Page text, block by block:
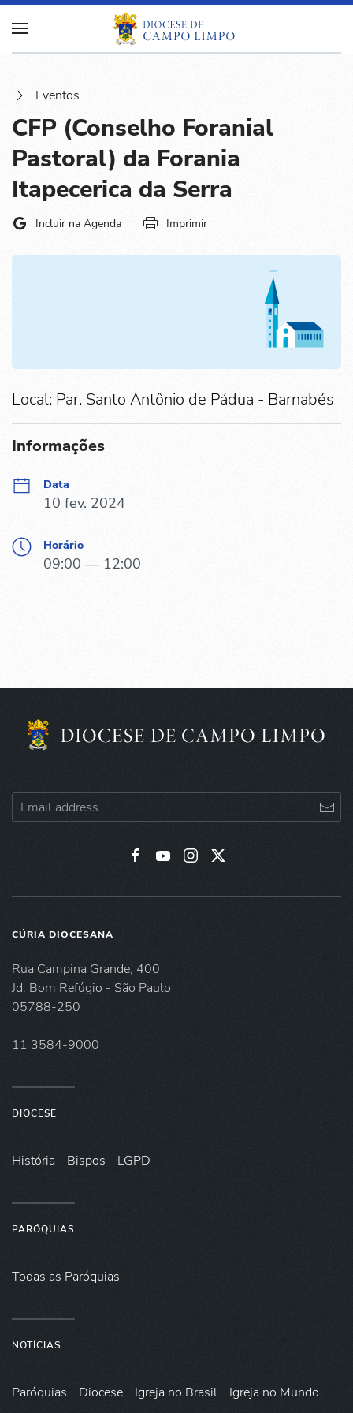
Eventos
CFP (Conselho Foranial
Pastoral) da Forania
Itapecerica da Serra
Incluir na Agenda Imprimir
Local: Par. Santo Antônio de Pádua - Barnabés
Informações
Data
10 fev. 2024
Horário
09:00 — 12:00
CÚRIA DIOCESANA
Rua Campina Grande, 400
Jd. Bom Refúgio - São Paulo
05788-250
11 3584-9000
DIOCESE
História Bispos LGPD
PARÓQUIAS
Todas as Paróquias
NOTÍCIAS
Paróquias Diocese Igreja no Brasil Igreja no Mundo